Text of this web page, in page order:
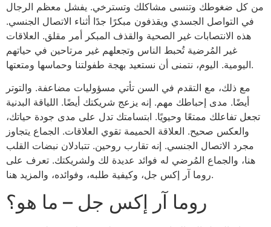
من كل ضغوطك وتنسى مشاكلك وتسترخي. يفشل معظم الرجال
في التواصل الجسدي ويقذفون مبكرًا جدًا أثناء الاتصال الجنسي.
هذه الانتصابات غير الصحية والقذف المبكر أمر مقلق. العلاقات
غير المُرضية تُحبط الناس وتجعلهم غير مرتاحين في حياتهم
اليومية. اليوم، نتمنى أن نستعيد بهجة طفولتنا وحماسها ومتعتها.
مع ذلك، مع التقدم في السن تأتي مسؤوليات مضاعفة. والتوتر
أيضًا. مدى إحباطك مهم. إنه يزعج شريكتك أيضًا. اللياقة البدنية
تجعل تفاعلك ممتعًا وحيويًا. ابتسامتك تدل على مدى جودة حياتك،
والعكس صحيح. العلاقة الحميمة تقوي العلاقات. الجماع يتجاوز
مجرد الاتصال الجنسي. إنه تقارب روحين. تتبادلان نبضات القلب
هنا، والجماع المُرضي له فوائد عديدة لك ولشريكتك. تعرف على
روما آر إكس جل، وكيفية طلبه، وفوائده، والمزيد هنا.
روما آر إكس جل – ما هو؟